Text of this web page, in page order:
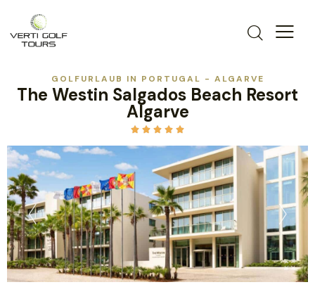
GOLFURLAUB IN PORTUGAL - ALGARVE
The Westin Salgados Beach Resort
Algarve
    